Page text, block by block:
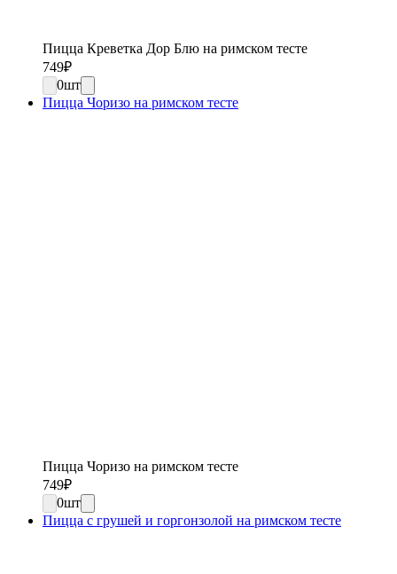
Пицца Креветка Дор Блю на римском тесте
749₽
0шт
Пицца Чоризо на римском тесте
Пицца Чоризо на римском тесте
749₽
0шт
Пицца с грушей и горгонзолой на римском тесте